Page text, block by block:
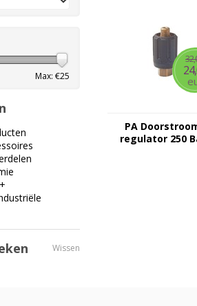
PA
regulator 250
Max: €25
Wissen